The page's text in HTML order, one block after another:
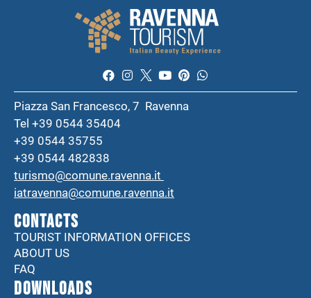
Piazza San Francesco, 7 Ravenna
Tel +39 0544 35404
+39 0544 35755
+39 0544 482838
turismo@comune.ravenna.it
iatravenna@comune.ravenna.it
CONTACTS
TOURIST INFORMATION OFFICES
ABOUT US
FAQ
DOWNLOADS